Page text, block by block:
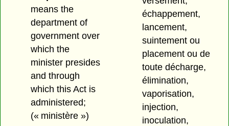
means the
department of
government over
which the
minister presides
and through
which this Act is
administered;
(« ministère »)
échappement,
lancement,
suintement ou
placement ou de
toute décharge,
élimination,
vaporisation,
injection,
inoculation,